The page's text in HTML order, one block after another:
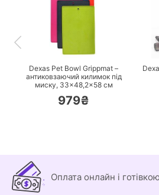
ПЕРЕЙТИ
Dexas Pet Bowl Grippmat –
антиковзаючий килимок під
миску, 33×48,2×58 см
979₴
Оплата онлайн і